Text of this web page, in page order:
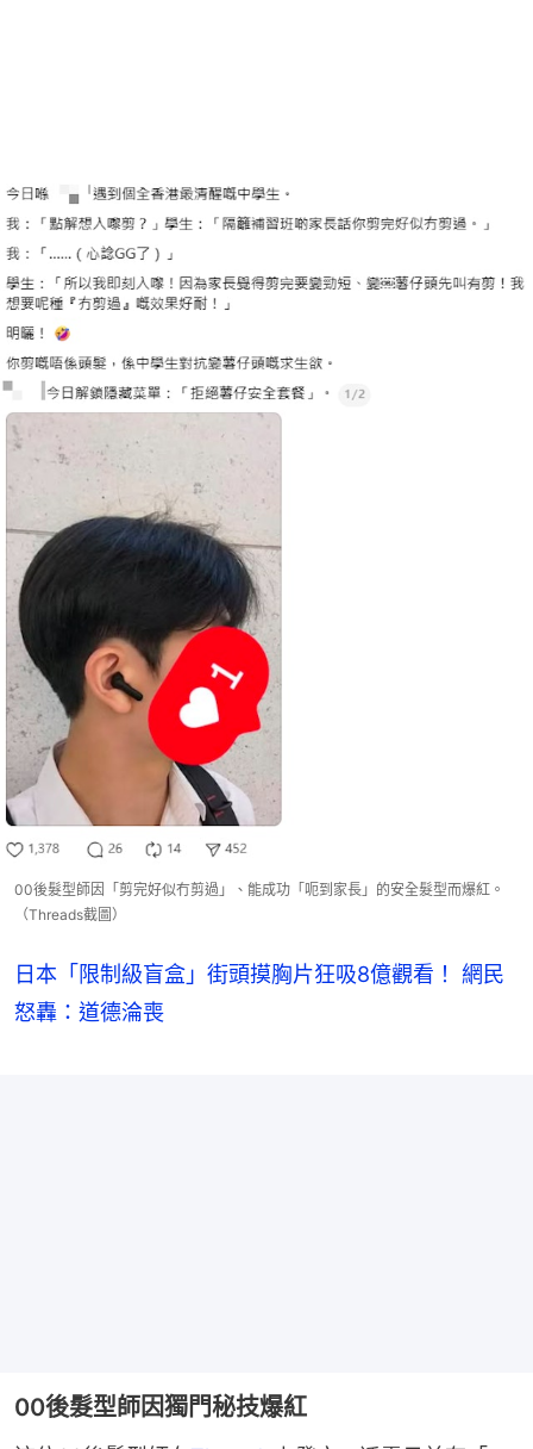
00後髮型師因「剪完好似冇剪過」、能成功「呃到家長」的安全髮型而爆紅。
（Threads截圖）
日本「限制級盲盒」街頭摸胸片狂吸8億觀看！ 網民
怒轟：道德淪喪
00後髮型師因獨門秘技爆紅